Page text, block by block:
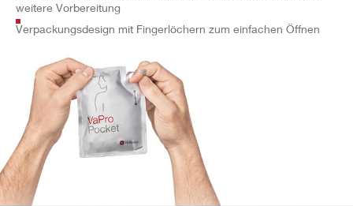
weitere Vorbereitung
Verpackungsdesign mit Fingerlöchern zum einfachen Öffnen